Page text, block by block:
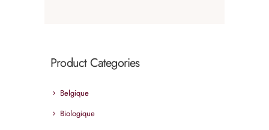
Product Categories
Belgique
Biologique